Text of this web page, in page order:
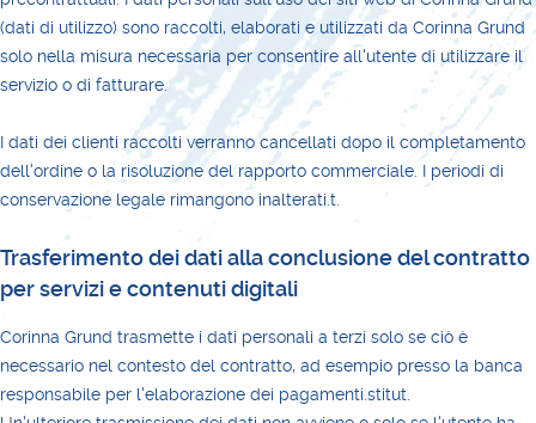
(dati di utilizzo) sono raccolti, elaborati e utilizzati da Corinna Grund
solo nella misura necessaria per consentire all'utente di utilizzare il
servizio o di fatturare.
I dati dei clienti raccolti verranno cancellati dopo il completamento
dell'ordine o la risoluzione del rapporto commerciale. I periodi di
conservazione legale rimangono inalterati.t.
Trasferimento dei dati alla conclusione del contratto
per servizi e contenuti digitali
Corinna Grund trasmette i dati personali a terzi solo se ciò è
necessario nel contesto del contratto, ad esempio presso la banca
responsabile per l'elaborazione dei pagamenti.stitut.